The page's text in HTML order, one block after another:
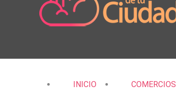
INICIO COMERCIOS